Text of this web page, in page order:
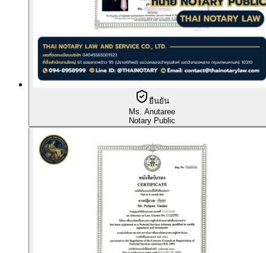
ยืนยัน
Ms. Anutaree
Notary Public